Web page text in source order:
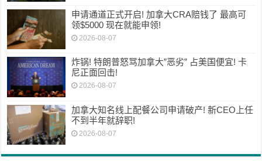
申请通道正式开启! 加拿大CRA赔钱了 最高可
领$5000 现在就能申领!
2026-08-07
炸锅! 特朗普怒骂加拿大”恶劣” 占美国便宜! 卡
尼正面回击!
2026-08-07
加拿大知名线上配餐公司申请破产! 新CEO上任
不到半年就辞职!
2026-08-07